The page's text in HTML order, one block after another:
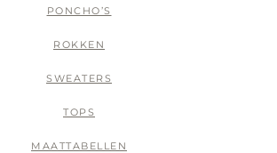
PONCHO’S
ROKKEN
SWEATERS
TOPS
MAATTABELLEN